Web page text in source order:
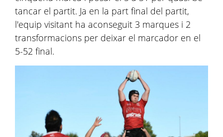
tancar el partit. Ja en la part final del partit,
l'equip visitant ha aconseguit 3 marques i 2
transformacions per deixar el marcador en el
5-52 final.